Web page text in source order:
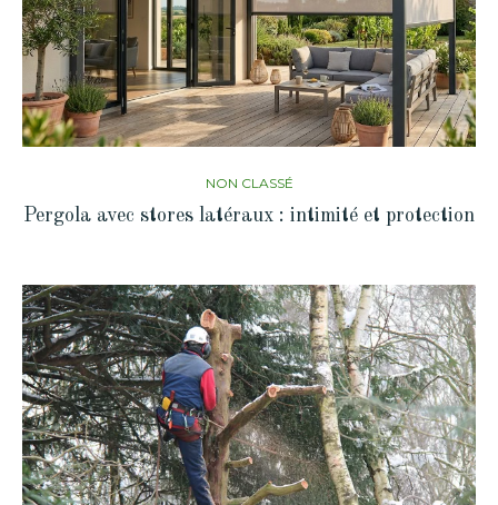
NON CLASSÉ
Pergola avec stores latéraux : intimité et protection